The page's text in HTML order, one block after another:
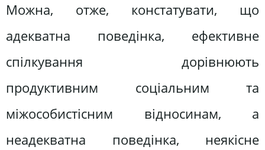
Можна, отже, констатувати, що
адекватна поведінка, ефективне
спілкування дорівнюють
продуктивним соціальним та
міжособистісним відносинам, а
неадекватна поведінка, неякісне